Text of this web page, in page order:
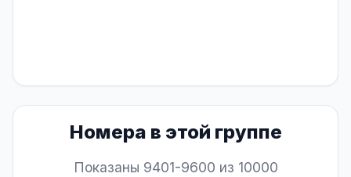
Номера в этой группе
Показаны 9401-9600 из 10000